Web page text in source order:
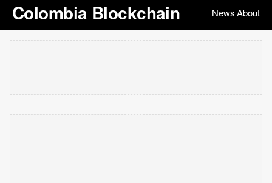
Colombia Blockchain News|About